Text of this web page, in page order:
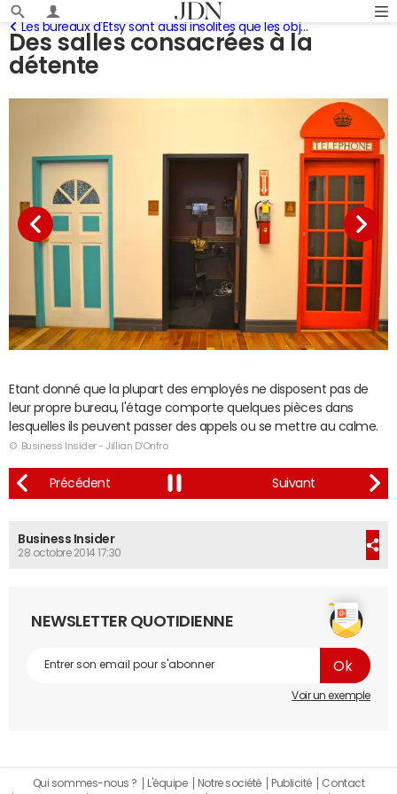
Des salles consacrées à la
détente
Les bureaux d'Etsy sont aussi insolites que les objets qu'il vend
Etant donné que la plupart des employés ne disposent pas de
leur propre bureau, l'étage comporte quelques pièces dans
lesquelles ils peuvent passer des appels ou se mettre au calme.
© Business Insider - Jillian D'Onfro
Business Insider
28 octobre 2014 17:30
NEWSLETTER QUOTIDIENNE
Voir un exemple
Qui sommes-nous ? L'équipe Notre société Publicité
Contact